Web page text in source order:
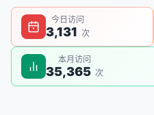
今日访问
3,131 次
本月访问
35,365 次